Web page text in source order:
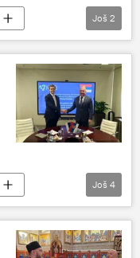
Još 2
Još 4